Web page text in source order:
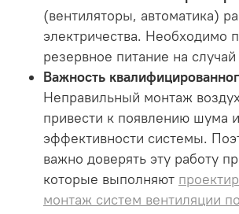
(вентиляторы, автоматика)
электричества. Необходимо
резервное питание на
Важность
Неправильный монтаж
привести к появлению шума
эффективности системы.
важно доверять эту работу
которые выполняют
монтаж систем вентиляции